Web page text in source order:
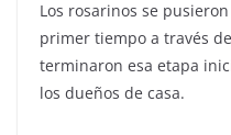
Los rosarinos se
primer tiempo a través
terminaron esa etapa
los dueños de casa.